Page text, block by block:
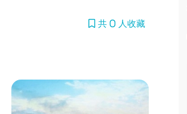
共 0 人收藏